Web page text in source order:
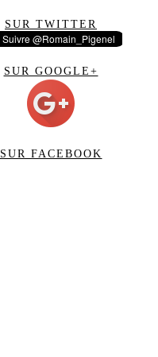
SUR TWITTER
SUR GOOGLE+
SUR FACEBOOK